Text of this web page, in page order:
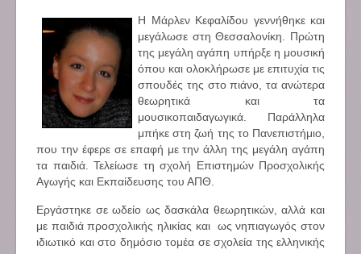
Η Μάρλεν Κεφαλίδου γεννήθηκε και
μεγάλωσε στη Θεσσαλονίκη. Πρώτη
της μεγάλη αγάπη υπήρξε η μουσική
όπου και ολοκλήρωσε με επιτυχία τις
σπουδές της στο πιάνο, τα ανώτερα
θεωρητικά και τα
μουσικοπαιδαγωγικά. Παράλληλα
μπήκε στη ζωή της το Πανεπιστήμιο,
που την έφερε σε επαφή με την άλλη της μεγάλη αγάπη
τα παιδιά. Τελείωσε τη σχολή Επιστημών Προσχολικής
Αγωγής και Εκπαίδευσης του ΑΠΘ.
Εργάστηκε σε ωδείο ως δασκάλα θεωρητικών, αλλά και
με παιδιά προσχολικής ηλικίας και ως νηπιαγωγός στον
ιδιωτικό και στο δημόσιο τομέα σε σχολεία της ελληνικής